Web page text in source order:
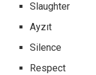
Slaughter
Ayzıt
Silence
Respect